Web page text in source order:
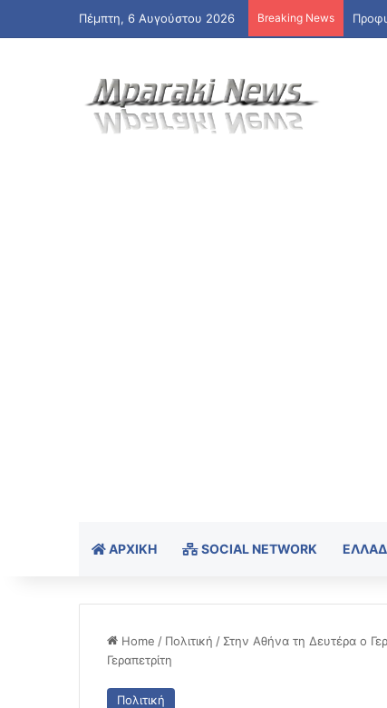
Πέμπτη, 6 Αυγούστου 2026 Breaking News
ΑΡΧΙΚΉ SOCIAL NETWORK
Home / Πολιτική / Στην Αθήνα τη Δευτέρα ο
Γεραπετρίτη
Πολιτική